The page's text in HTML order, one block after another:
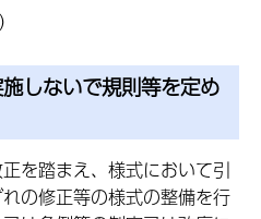
しないで規則等を定め
を踏まえ、様式において引
の修正等の様式の整備を行